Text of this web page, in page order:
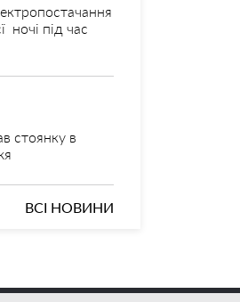
ночі під час
стоянку в
ВСІ НОВИНИ